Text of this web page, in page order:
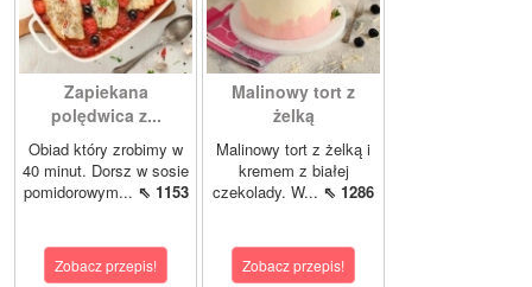
Zapiekana
polędwica z...
Obiad który zrobimy w
40 minut. Dorsz w sosie
pomidorowym... ⇖ 1153
Zobacz przepis!
Malinowy tort z
żelką
Malinowy tort z żelką i
kremem z białej
czekolady. W... ⇖ 1286
Zobacz przepis!